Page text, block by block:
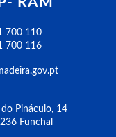
700 110
700 116
Pináculo, 14
Funchal